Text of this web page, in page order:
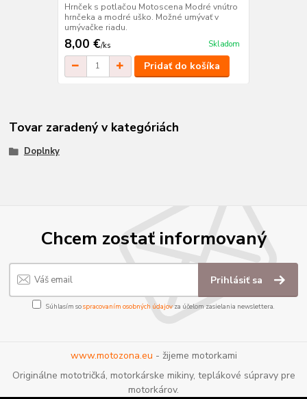
Hrnček s potlačou Motoscena Modré vnútro
hrnčeka a modré uško. Možné umývať v
umývačke riadu.
8,00 €/ks Skladom
Pridať do košíka
Tovar zaradený v kategóriách
Doplnky
Chcem zostať informovaný
Prihlásiť sa
Súhlasím sospracovaním osobných údajov za účelom zasielania newslettera.
www.motozona.eu - žijeme motorkami
Originálne mototričká, motorkárske mikiny, teplákové súpravy pre
motorkárov.